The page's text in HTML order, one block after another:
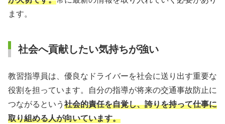
ます。
社会へ貢献したい気持ちが強い
教習指導員は、優良なドライバーを社会に送り出す重要な
役割を担っています。自分の指導が将来の交通事故防止に
つながるという 社会的責任を自覚し、誇りを持って仕事に
取り組める人が向いています。